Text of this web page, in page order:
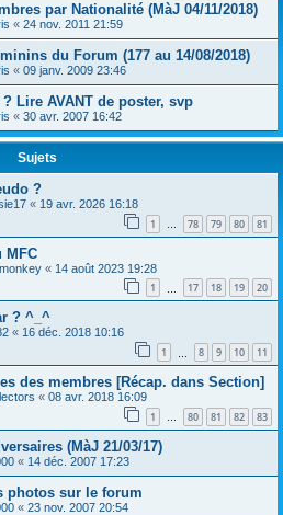
par Nationalité (MàJ 04/11/2018)
« 24 nov. 2011 21:59
du Forum (177 au 14/08/2018)
« 09 janv. 2009 23:46
Lire AVANT de poster, svp
« 30 avr. 2007 16:42
Sujets
?
« 19 avr. 2026 16:18
1 … 78 79 80 81
MFC
« 14 août 2023 19:28
1 17 18 19 20
? ^_^
« 16 déc. 2018 10:16
1 8 9 10 11
des membres [Récap. dans Section]
« 08 avr. 2018 16:09
1 … 80 81 82 83
(MàJ 21/03/17)
« 14 déc. 2007 17:23
photos sur le forum
« 23 nov. 2007 20:54